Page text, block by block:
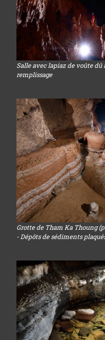
Salle avec lapiaz de voûte
remplissage
Grotte de Tham Ka Thoung
- Dépôts de sédiments